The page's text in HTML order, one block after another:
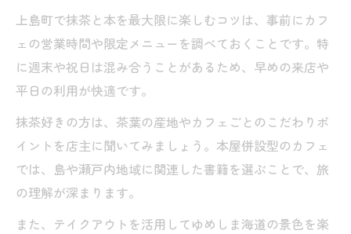
上島町で抹茶と本を最大限に楽しむコツは、事前にカフ
ェの営業時間や限定メニューを調べておくことです。特
に週末や祝日は混み合うことがあるため、早めの来店や
平日の利用が快適です。
抹茶好きの方は、茶葉の産地やカフェごとのこだわりポ
イントを店主に聞いてみましょう。本屋併設型のカフェ
では、島や瀬戸内地域に関連した書籍を選ぶことで、旅
の理解が深まります。
また、テイクアウトを活用してゆめしま海道の景色を楽